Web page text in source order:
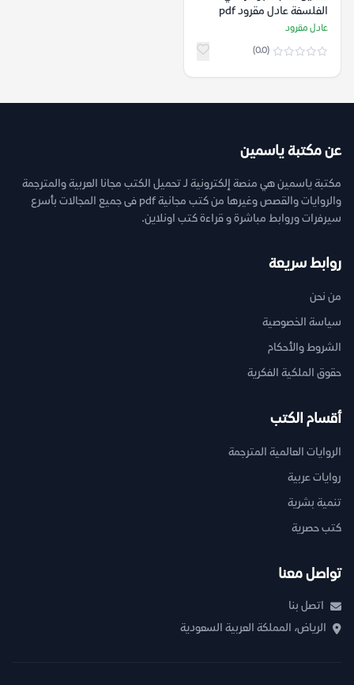
الفلسفة عادل مقرود pdf
عادل مقرود
(0.0)
عن مكتبة ياسمين
مكتبة ياسمين هي منصة إلكترونية لـ تحميل الكتب مجانا العربية والمترجمة
والروايات والقصص وغيرها من كتب مجانية pdf فى جميع المجالات بأسرع
سيرفرات وروابط مباشرة و قراءة كتب اونلاين.
روابط سريعة
من نحن
سياسة الخصوصية
الشروط والأحكام
حقوق الملكية الفكرية
أقسام الكتب
الروايات العالمية المترجمة
روايات عربية
تنمية بشرية
كتب حصرية
تواصل معنا
اتصل بنا
الرياض، المملكة العربية السعودية